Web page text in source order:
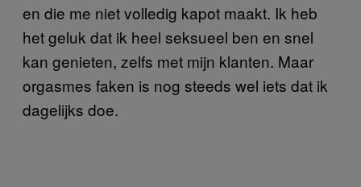
en die me niet volledig kapot maakt. Ik heb
het geluk dat ik heel seksueel ben en snel
kan genieten, zelfs met mijn klanten. Maar
orgasmes faken is nog steeds wel iets dat ik
dagelijks doe.